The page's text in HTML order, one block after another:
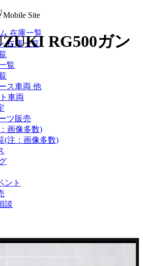
在庫一覧
在庫一覧
覧
ス車両 他
車両
ツ販売
画像多数)
(注：画像多数)
ント
談
Mobile Site
RG500ガン